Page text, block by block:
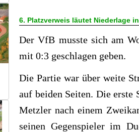
6. Platzverweis läutet Niederlage
Der VfB musste sich am
mit 0:3 geschlagen geben.
Die Partie war über weite
auf beiden Seiten. Die erste
Metzler nach einem
seinen Gegenspieler im